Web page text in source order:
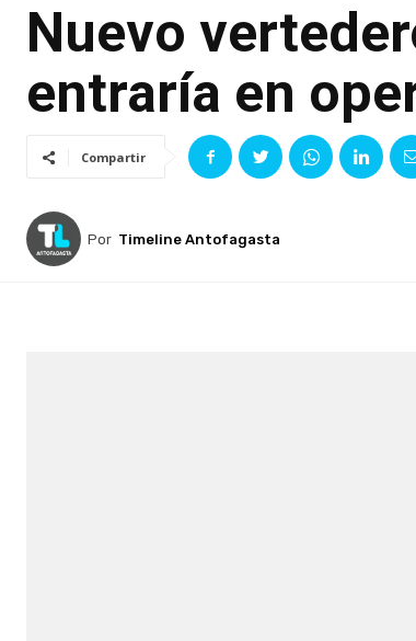
Nuevo
entraría en
Compartir
Por Timeline Antofagasta